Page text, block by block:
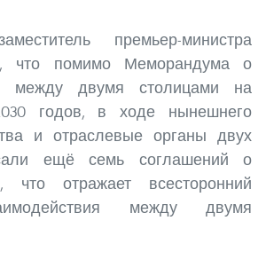
премьер-министра
что помимо Меморандума о
между двумя столицами на
годов, в ходе нынешнего
и отраслевые органы двух
ещё семь соглашений о
что отражает всесторонний
между двумя